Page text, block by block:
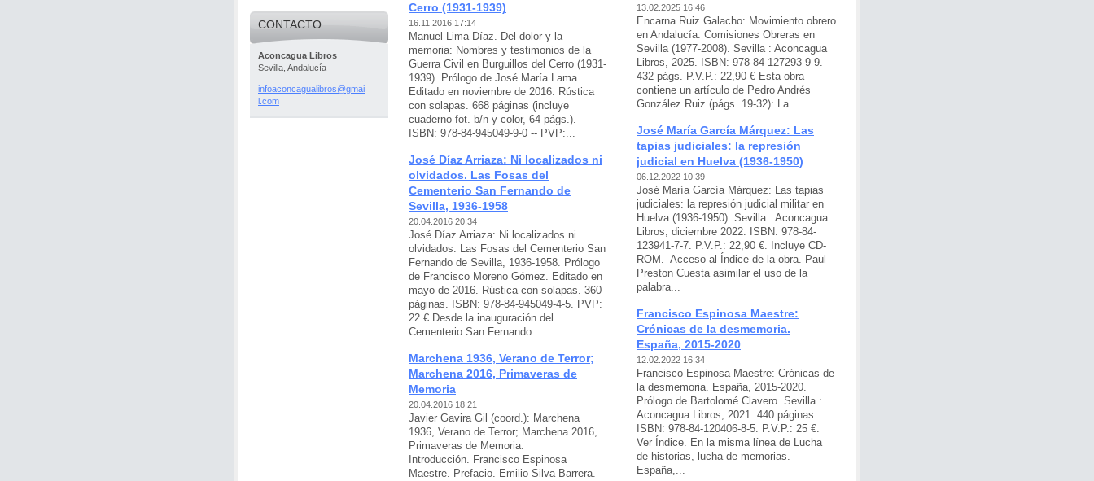
Cerro (1931-1939)
16.11.2016 17:14
Manuel Lima Díaz. Del dolor y la
memoria: Nombres y testimonios de la
Guerra Civil en Burguillos del Cerro (1931-
1939). Prólogo de José María Lama.
Editado en noviembre de 2016. Rústica
con solapas. 668 páginas (incluye
cuaderno fot. b/n y color, 64 págs.).
ISBN: 978-84-945049-9-0 -- PVP:...
José Díaz Arriaza: Ni localizados ni
olvidados. Las Fosas del
Cementerio San Fernando de
Sevilla, 1936-1958
20.04.2016 20:34
José Díaz Arriaza: Ni localizados ni
olvidados. Las Fosas del Cementerio San
Fernando de Sevilla, 1936-1958. Prólogo
de Francisco Moreno Gómez. Editado en
mayo de 2016. Rústica con solapas. 360
páginas. ISBN: 978-84-945049-4-5. PVP:
22 € Desde la inauguración del
Cementerio San Fernando...
Marchena 1936, Verano de Terror;
Marchena 2016, Primaveras de
Memoria
20.04.2016 18:21
Javier Gavira Gil (coord.): Marchena
1936, Verano de Terror; Marchena 2016,
Primaveras de Memoria.
Introducción. Francisco Espinosa
Maestre. Prefacio. Emilio Silva Barrera.
13.02.2025 16:46
Encarna Ruiz Galacho: Movimiento obrero
en Andalucía. Comisiones Obreras en
Sevilla (1977-2008). Sevilla : Aconcagua
Libros, 2025. ISBN: 978-84-127293-9-9.
432 págs. P.V.P.: 22,90 € Esta obra
contiene un artículo de Pedro Andrés
González Ruiz (págs. 19-32): La...
José María García Márquez: Las
tapias judiciales: la represión
judicial en Huelva (1936-1950)
06.12.2022 10:39
José María García Márquez: Las tapias
judiciales: la represión judicial militar en
Huelva (1936-1950). Sevilla : Aconcagua
Libros, diciembre 2022. ISBN: 978-84-
123941-7-7. P.V.P.: 22,90 €. Incluye CD-
ROM. Acceso al Índice de la obra. Paul
Preston Cuesta asimilar el uso de la
palabra...
Francisco Espinosa Maestre:
Crónicas de la desmemoria.
España, 2015-2020
12.02.2022 16:34
Francisco Espinosa Maestre: Crónicas de
la desmemoria. España, 2015-2020.
Prólogo de Bartolomé Clavero. Sevilla :
Aconcagua Libros, 2021. 440 páginas.
ISBN: 978-84-120406-8-5. P.V.P.: 25 €.
Ver Índice. En la misma línea de Lucha
de historias, lucha de memorias.
España,...
CONTACTO
Aconcagua Libros
Sevilla, Andalucía
infoaconcagualibros@gmai
l.com